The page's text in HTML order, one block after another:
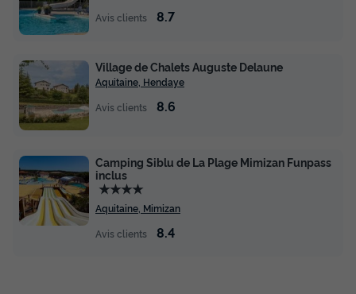
Voir les disponibilités
MOBILHOME 4 personnes - Privilège
PREMIUM- 2 chambres + climatisation -
Avis clients
8.7
Village de Chalets Auguste Delaune
Aquitaine, Hendaye
Avis clients
8.6
Camping Siblu de La Plage Mimizan Funpass
inclus
★★★★
Aquitaine, Mimizan
Avis clients
8.4